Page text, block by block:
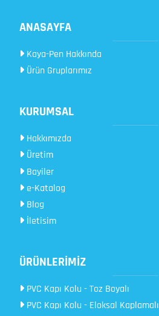
ANASAYFA
Kaya-Pen Hakkında
Ürün Gruplarımız
KURUMSAL
Hakkımızda
Üretim
Bayiler
e-Katalog
Blog
İletisim
ÜRÜNLERİMİZ
PVC Kapı Kolu - Toz Boyalı
PVC Kapı Kolu - Eloksal Kaplamalı